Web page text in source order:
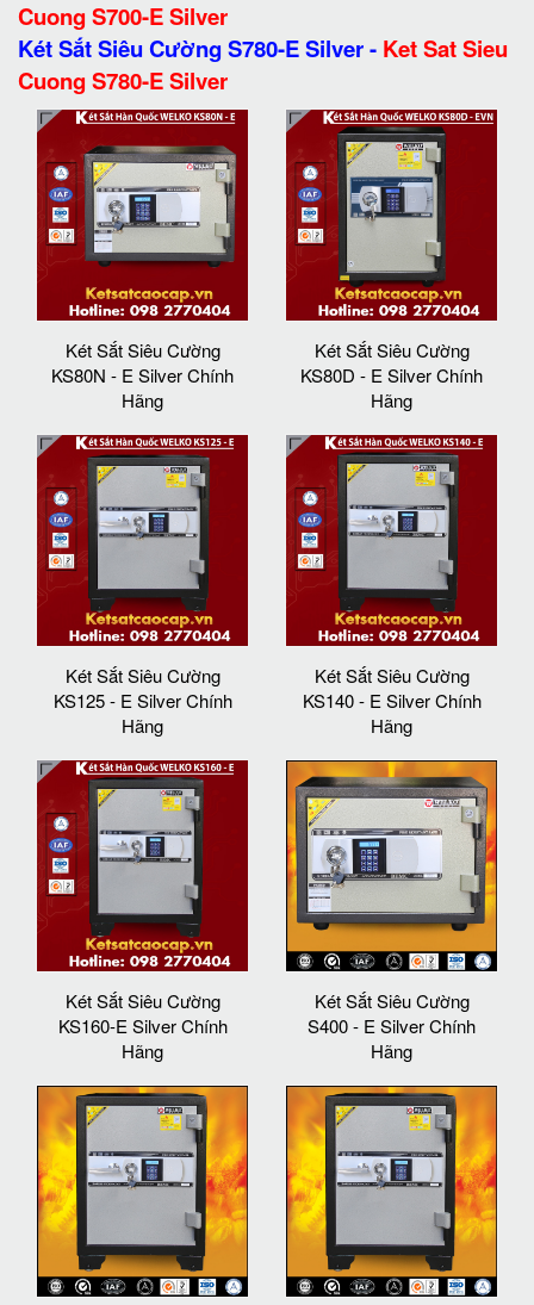
Cuong S700-E Silver
Két Sắt Siêu Cường S780-E Silver- Ket Sat Sieu
Cuong S780-E Silver
Két Sắt Siêu Cường
KS80N - E Silver Chính
Hãng
Két Sắt Siêu Cường
KS80D - E Silver Chính
Hãng
Két Sắt Siêu Cường
KS125 - E Silver Chính
Hãng
Két Sắt Siêu Cường
KS140 - E Silver Chính
Hãng
Két Sắt Siêu Cường
KS160-E Silver Chính
Hãng
Két Sắt Siêu Cường
S400 - E Silver Chính
Hãng